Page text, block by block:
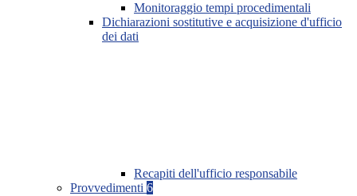
Monitoraggio tempi procedimentali
Dichiarazioni sostitutive e acquisizione d'ufficio
dei dati
Recapiti dell'ufficio responsabile
Provvedimenti 6